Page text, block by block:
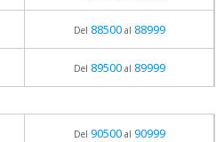
Del 88500al 88999
Del 89500al 89999
Del 90500al 90999